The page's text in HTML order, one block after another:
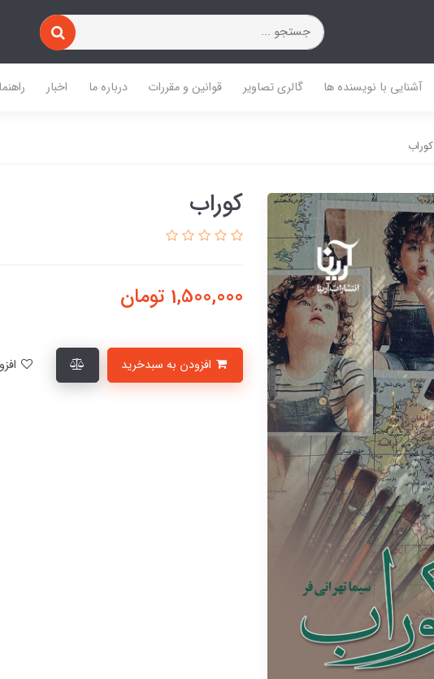
آشنایی با نویسنده ها گالری تصاویر قوانین و مقررات درباره ما اخبار راهنما
کوراب
کوراب
1,500,000 تومان